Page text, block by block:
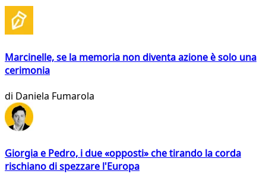
Marcinelle, se la memoria non diventa azione è solo una
cerimonia
di Daniela Fumarola
Giorgia e Pedro, i due «opposti» che tirando la corda
rischiano di spezzare l'Europa